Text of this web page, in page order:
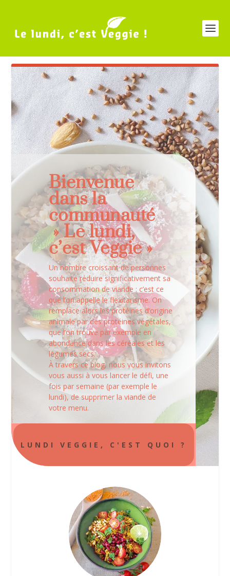
Bienvenue
dans la
communauté
» Le lundi,
c’est Veggie »
Un nombre croissant de personnes
souhaite réduire significativement sa
consommation de viande : c’est ce
que l’on appelle le flexitarisme. On
remplace alors les protéines d’origine
animale par des protéines végétales,
que l’on trouve par exemple en
abondance dans les céréales et les
légumes secs.
À travers ce blog, nous vous invitons
vous aussi à vous lancer le défi, une
fois par semaine (par exemple le
lundi), de supprimer la viande de
votre menu.
LUNDI VEGGIE, C'EST QUOI ?